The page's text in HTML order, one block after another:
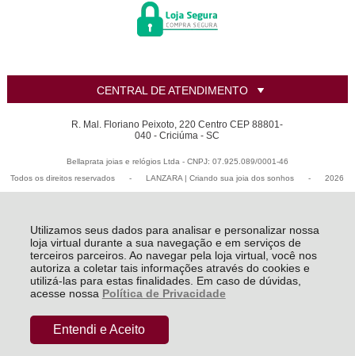
Utilizamos seus dados para analisar e personalizar nossa
loja virtual durante a sua navegação e em serviços de
terceiros parceiros. Ao navegar pela loja virtual, você nos
autoriza a coletar tais informações através do cookies e
utilizá-las para estas finalidades. Em caso de dúvidas,
acesse nossa Política de Privacidade
Entendi e Aceito
CENTRAL DE ATENDIMENTO
R. Mal. Floriano Peixoto, 220 Centro CEP 88801-
040 - Criciúma - SC
Bellaprata joias e relógios Ltda - CNPJ: 07.925.089/0001-46
Todos os direitos reservados
- LANZARA | Criando sua joia dos sonhos - 2026